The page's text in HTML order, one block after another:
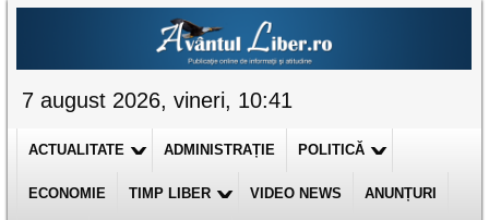
7 august 2026, vineri, 10:41
ACTUALITATE ADMINISTRAȚIE POLITICĂ
ECONOMIE TIMP LIBER VIDEO NEWS ANUNȚURI